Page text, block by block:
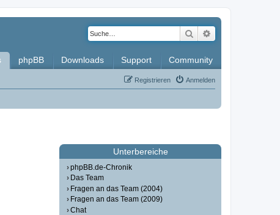
Suche
phpBB Downloads Support Community
Anmelden
Registrieren
Unterbereiche
phpBB.de-Chronik
Das Team
Fragen an das Team (2004)
Fragen an das Team (2009)
Chat